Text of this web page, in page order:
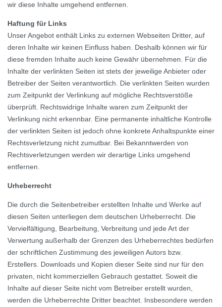
wir diese Inhalte umgehend entfernen.
Haftung für Links
Unser Angebot enthält Links zu externen Webseiten Dritter, auf
deren Inhalte wir keinen Einfluss haben. Deshalb können wir für
diese fremden Inhalte auch keine Gewähr übernehmen. Für die
Inhalte der verlinkten Seiten ist stets der jeweilige Anbieter oder
Betreiber der Seiten verantwortlich. Die verlinkten Seiten wurden
zum Zeitpunkt der Verlinkung auf mögliche Rechtsverstöße
überprüft. Rechtswidrige Inhalte waren zum Zeitpunkt der
Verlinkung nicht erkennbar. Eine permanente inhaltliche Kontrolle
der verlinkten Seiten ist jedoch ohne konkrete Anhaltspunkte einer
Rechtsverletzung nicht zumutbar. Bei Bekanntwerden von
Rechtsverletzungen werden wir derartige Links umgehend
entfernen.
Urheberrecht
Die durch die Seitenbetreiber erstellten Inhalte und Werke auf
diesen Seiten unterliegen dem deutschen Urheberrecht. Die
Vervielfältigung, Bearbeitung, Verbreitung und jede Art der
Verwertung außerhalb der Grenzen des Urheberrechtes bedürfen
der schriftlichen Zustimmung des jeweiligen Autors bzw.
Erstellers. Downloads und Kopien dieser Seite sind nur für den
privaten, nicht kommerziellen Gebrauch gestattet. Soweit die
Inhalte auf dieser Seite nicht vom Betreiber erstellt wurden,
werden die Urheberrechte Dritter beachtet. Insbesondere werden